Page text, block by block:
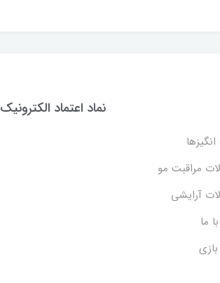
مراقبت مو
آرایشی
ما
نماد اعتماد الکترونیک